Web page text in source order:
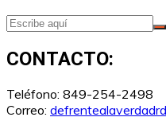
CONTACTO:
Teléfono: 849-254-2498
Correo: